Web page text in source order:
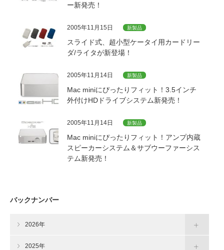
ー新発売！
2005年11月15日 新製品
スライド式、超小型ケータイ用カードリー
ダ/ライタが新登場！
2005年11月14日 新製品
Mac miniにぴったりフィット！3.5インチ
外付けHDドライブシステム新発売！
2005年11月14日 新製品
Mac miniにぴったりフィット！アンプ内蔵
スピーカーシステム＆サブウーファーシス
テム新発売！
バックナンバー
2026年
2025年